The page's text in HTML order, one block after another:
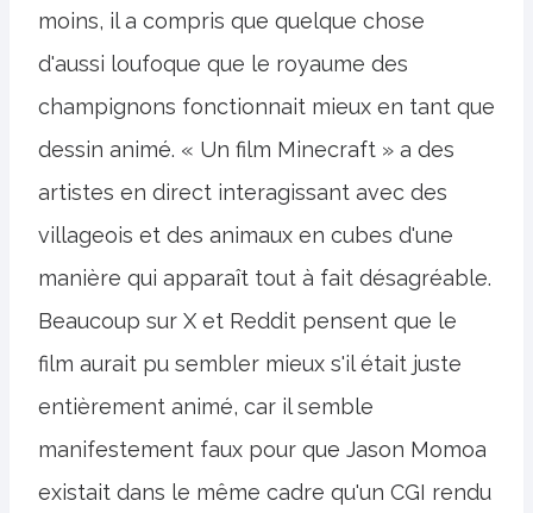
moins, il a compris que quelque chose
d'aussi loufoque que le royaume des
champignons fonctionnait mieux en tant que
dessin animé. « Un film Minecraft » a des
artistes en direct interagissant avec des
villageois et des animaux en cubes d'une
manière qui apparaît tout à fait désagréable.
Beaucoup sur X et Reddit pensent que le
film aurait pu sembler mieux s'il était juste
entièrement animé, car il semble
manifestement faux pour que Jason Momoa
existait dans le même cadre qu'un CGI rendu